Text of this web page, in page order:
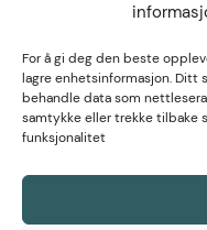
For å gi deg den beste
lagre enhetsinformasjon. Ditt
behandle data som
samtykke eller trekke tilbake
funksjonalitet
Referanser
Artikler
Fagartikler
Hjelpeartikler